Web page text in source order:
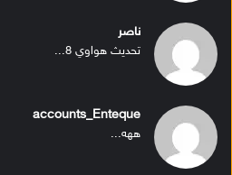
ناصر
تحديث هواوي 8...
accounts_Enteque
ههه...